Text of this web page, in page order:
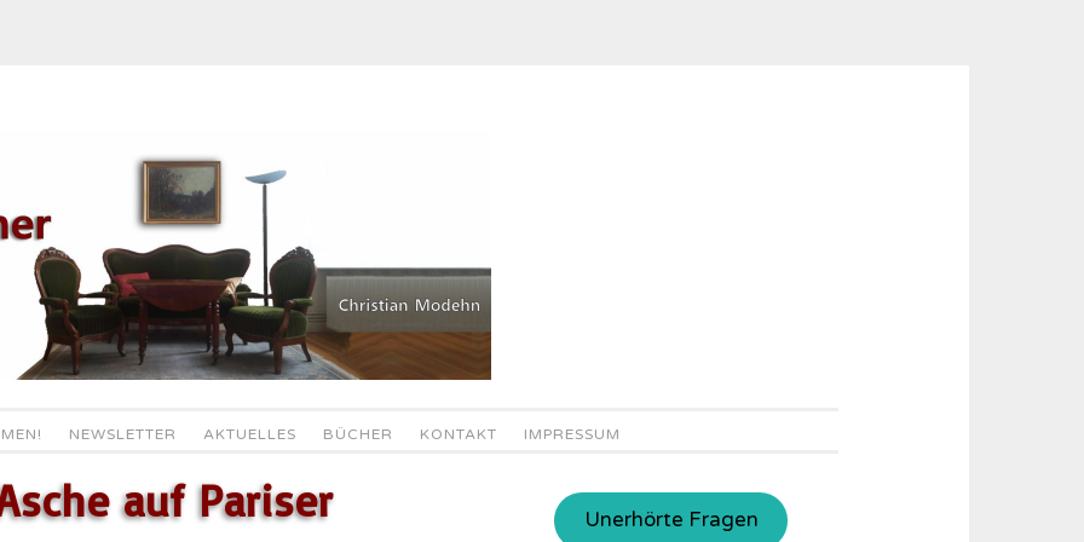
NEWSLETTER AKTUELLES BÜCHER KONTAKT IMPRESSUM
auf Pariser Unerhörte Fragen